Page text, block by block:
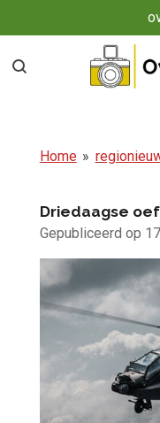
direct
naar
Home »
Driedaagse
Gepubliceerd op